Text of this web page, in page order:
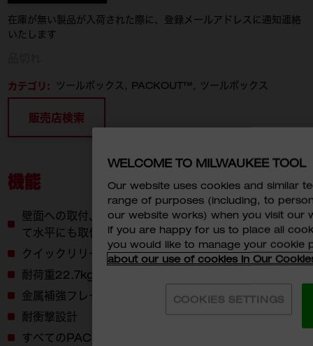
在庫が無い製品が入荷された際に、登録メールアドレスに通知連絡
いたします
カテゴリ: ツールボックス PACKOUT™ ツールボックス
販売店検索
機能
壁面への取付、E-Trackのラッキングレールをを使用し
て水平にも取付可能
クイックリリース式で、ラック高さをかんたんに調節
耐荷重22.7kg（1枚あたり）
金属補強フレーム
耐衝撃設計
すべてのPACKOUT™製品を取付可能
WELCOME TO MILWAUKEE TOOL
Our website uses cookies and similar
range of purposes (including, to
our website works) when you visit our
if you are happy for us to place all
you would like to manage your cookie
about our use of cookies in Our
COOKIES SETTINGS